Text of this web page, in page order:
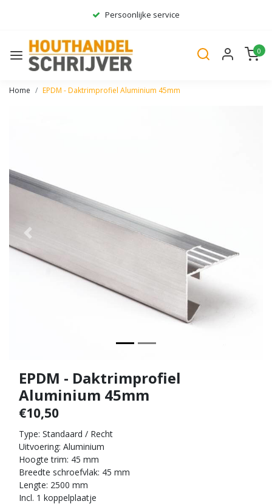
Persoonlijke service
Gratis bezorgd*
0
Home EPDM - Daktrimprofiel Aluminium 45mm
Vorige
EPDM - Daktrimprofiel
Aluminium 45mm
€10,50
Type: Standaard / Recht
Uitvoering: Aluminium
Hoogte trim: 45 mm
Breedte schroefvlak: 45 mm
Lengte: 2500 mm
Incl. 1 koppelplaatje